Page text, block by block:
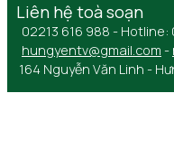
Liên hệ toà soạn
02213 616 988 -
hungyentv@gmail.com -
164 Nguyễn Văn Linh -